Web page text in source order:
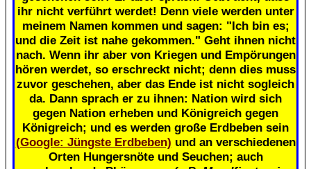
ihr nicht verführt werdet! Denn viele werden unter
meinem Namen kommen und sagen: "Ich bin es;
und die Zeit ist nahe gekommen." Geht ihnen nicht
nach. Wenn ihr aber von Kriegen und Empörungen
hören werdet, so erschreckt nicht; denn dies muss
zuvor geschehen, aber das Ende ist nicht sogleich
da. Dann sprach er zu ihnen: Nation wird sich
gegen Nation erheben und Königreich gegen
Königreich; und es werden große Erdbeben sein
(Google: Jüngste Erdbeben) und an verschiedenen
Orten Hungersnöte und Seuchen; auch